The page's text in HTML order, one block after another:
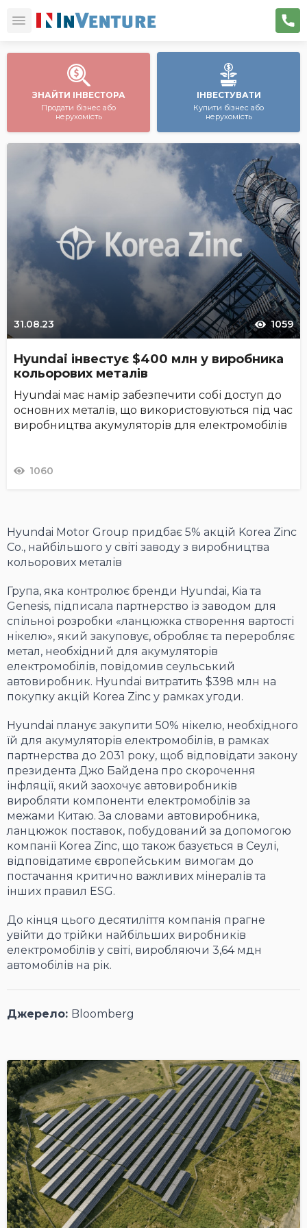
ЗНАЙТИ ІНВЕСТОРА
Продати бізнес або
нерухомість
ІНВЕСТУВАТИ
Купити бізнес або
нерухомість
31.08.23 1059
Hyundai інвестує $400 млн у виробника
кольорових металів
Hyundai має намір забезпечити собі доступ до
основних металів, що використовуються під час
виробництва акумуляторів для електромобілів
1060
Hyundai Motor Group придбає 5% акцій Korea Zinc
Co., найбільшого у світі заводу з виробництва
кольорових металів
Група, яка контролює бренди Hyundai, Kia та
Genesis, підписала партнерство із заводом для
спільної розробки «ланцюжка створення вартості
нікелю», який закуповує, обробляє та переробляє
метал, необхідний для акумуляторів
електромобілів, повідомив сеульський
автовиробник. Hyundai витратить $398 млн на
покупку акцій Korea Zinc у рамках угоди.
Hyundai планує закупити 50% нікелю, необхідного
їй для акумуляторів електромобілів, в рамках
партнерства до 2031 року, щоб відповідати закону
президента Джо Байдена про скорочення
інфляції, який заохочує автовиробників
виробляти компоненти електромобілів за
межами Китаю. За словами автовиробника,
ланцюжок поставок, побудований за допомогою
компанії Korea Zinc, що також базується в Сеулі,
відповідатиме європейським вимогам до
постачання критично важливих мінералів та
інших правил ESG.
До кінця цього десятиліття компанія прагне
увійти до трійки найбільших виробників
електромобілів у світі, виробляючи 3,64 мдн
автомобілів на рік.
Джерело: Bloomberg